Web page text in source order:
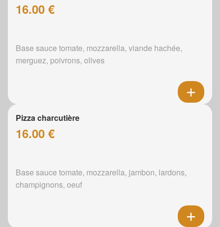
16.00 €
Base sauce tomate, mozzarella, viande hachée,
merguez, poivrons, olives
Pizza charcutière
16.00 €
Base sauce tomate, mozzarella, jambon, lardons,
champignons, oeuf